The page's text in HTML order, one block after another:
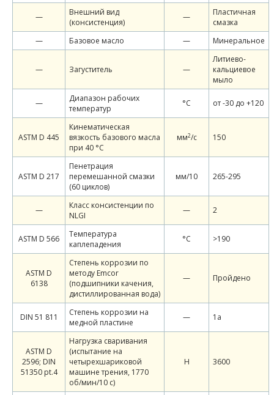
—
Внешний вид
(консистенция)
—
Пластичная
смазка
—
Базовое масло — Минеральное
— Загуститель —
Литиево-
кальциевое
мыло
—
Диапазон рабочих
температур
°С от -30 до +120
ASTM D 445
Кинематическая
вязкость базового масла
при 40 °С
мм2/c 150
ASTM D 217
Пенетрация
перемешанной смазки
(60 циклов)
мм/10 265-295
—
Класс консистенции по
NLGI
— 2
ASTM D 566
Температура
каплепадения
°C >190
ASTM D
6138
Степень коррозии по
методу Emcor
(подшипники качения,
дистиллированная вода)
— Пройдено
DIN 51 811
Степень коррозии на
медной пластине
— 1а
ASTM D
2596; DIN
51350 pt.4
Нагрузка сваривания
(испытание на
четырехшариковой
машине трения, 1770
об/мин/10 с)
Н 3600